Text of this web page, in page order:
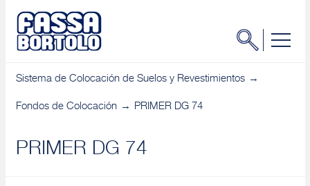
Sistema de Colocación de Suelos y Revestimientos
Fondos de Colocación PRIMER DG 74
PRIMER DG 74